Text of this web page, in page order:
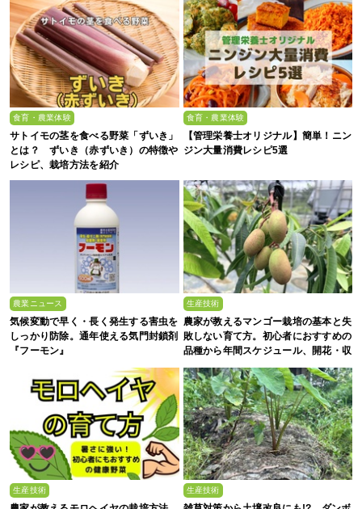
食育・農業体験
サトイモの茎を食べる野菜「ずいき」
とは？ ずいき（赤ずいき）の特徴や
レシピ、栽培方法を紹介
食育・農業体験
【管理栄養士オリジナル】簡単！ニン
ジン大量消費レシピ5選
農業ニュース
気候変動で早く・長く発生する害虫を
しっかり防除。通年使える気門封鎖剤
『フーモン』
生産技術
農家が教えるマンゴー栽培の基本と失
敗しない育て方。初心者におすすめの
品種から年間スケジュール、開花・収
生産技術 生産技術